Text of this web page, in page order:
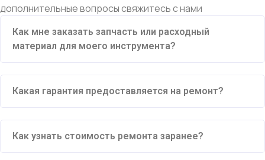
дополнительные вопросы свяжитесь с нами
Как мне заказать запчасть или расходный
материал для моего инструмента?
Какая гарантия предоставляется на ремонт?
Как узнать стоимость ремонта заранее?